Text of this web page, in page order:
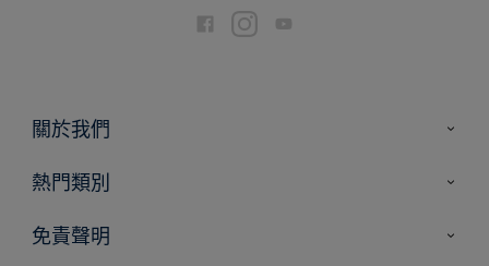
關於我們
聯絡我們
熱門類別
尋找顏色
免責聲明